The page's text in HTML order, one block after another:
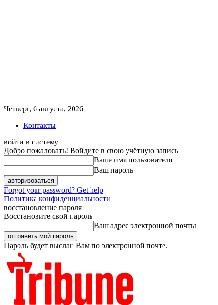
Четверг, 6 августа, 2026
Контакты
войти в систему
Добро пожаловать! Войдите в свою учётную запись
Ваше имя пользователя
Ваш пароль
Forgot your password? Get help
Политика конфиденциальности
восстановление пароля
Восстановите свой пароль
Ваш адрес электронной почты
Пароль будет выслан Вам по электронной почте.